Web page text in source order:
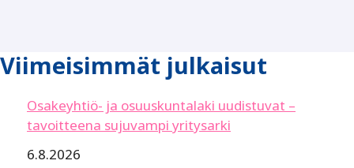
Viimeisimmät julkaisut
Osakeyhtiö- ja osuuskuntalaki uudistuvat –
tavoitteena sujuvampi yritysarki
6.8.2026